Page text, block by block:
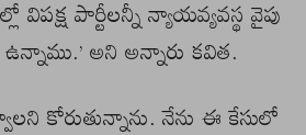
పార్టీలన్నీ న్యాయవ్యవస్థ వైపు
అని అన్నారు కవిత.
కోరుతున్నాను. నేను ఈ కేసులో